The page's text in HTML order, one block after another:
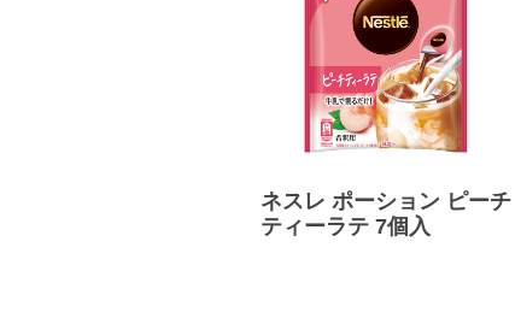
ネスレ ポーション ピーチ
ティーラテ 7個入